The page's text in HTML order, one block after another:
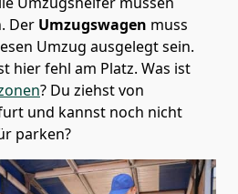
Der Umzugswagen muss
Umzug ausgelegt sein.
hier fehl am Platz. Was ist
? Du ziehst von
und kannst noch nicht
parken?